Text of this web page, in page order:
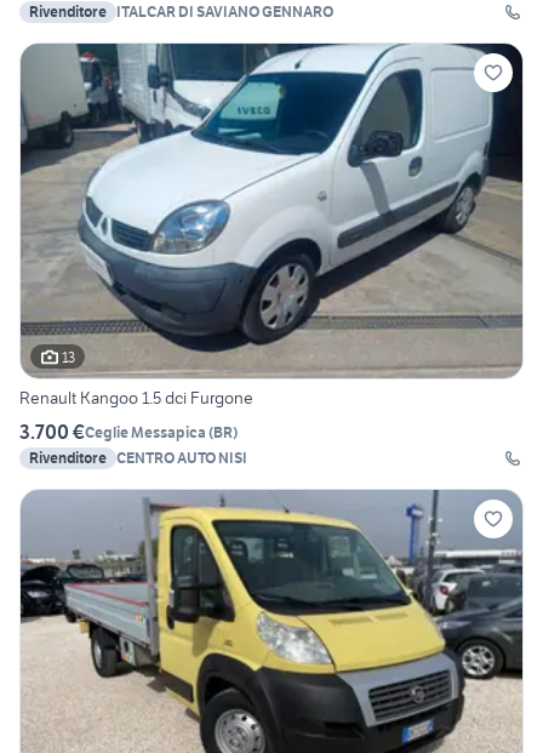
Rivenditore ITALCAR DI SAVIANO GENNARO
13
Renault Kangoo 1.5 dci Furgone
3.700 €Ceglie Messapica (BR)
Rivenditore CENTRO AUTO NISI